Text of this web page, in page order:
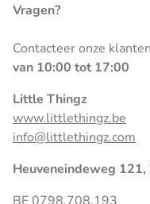
Vragen?
Contacteer onze
van 10:00 tot 17:00
Little Thingz
www.littlethingz.be
info@littlethingz.com
Heuveneindeweg